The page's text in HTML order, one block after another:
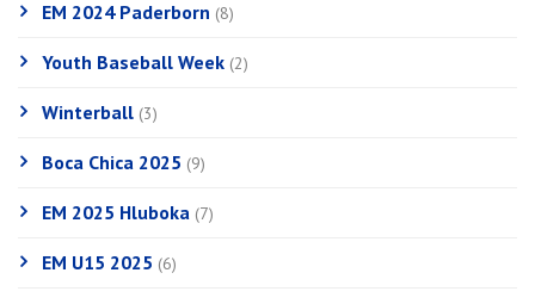
EM 2024 Paderborn (8)
Youth Baseball Week (2)
Winterball (3)
Boca Chica 2025 (9)
EM 2025 Hluboka (7)
EM U15 2025 (6)